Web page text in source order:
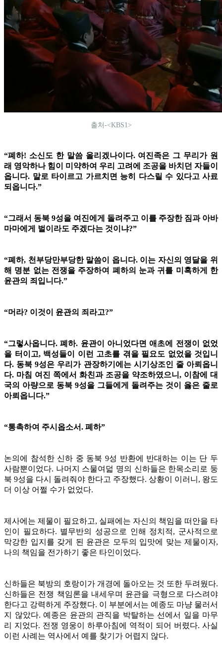
출처-<KBS1>
“폐하! 소신도 한 말씀 올리겠나이다. 여진족은 그 무리가 원
래 영악하나 힘이 미약하여 우리 고려에 조공을 바치던 자들이
옵니다. 말로 타이르고 가르치면 능히 다스릴 수 있다고 사료
되옵니다.”
“그래서 동북 9성을 여진에게 돌려주고 이를 주장한 짐과 아바
마마에게 벌이라도 주겠다는 것이냐?”
“폐하, 천부당만부당한 말씀이 옵니다. 이는 자신의 영달을 위
해 명분 없는 전쟁을 주장하여 폐하의 눈과 귀를 미혹하게 한
윤관의 죄입니다.”
“머라? 이것이 윤관의 죄라고?”
“그렇사옵니다. 폐하. 윤관이 아니었다면 애초에 전쟁이 없었
을 터이고, 백성들이 이런 고초를 겪을 필요도 없었을 것입니
다. 동북 9성은 우리가 관장하기에는 시기상조인 줄 아뢰옵니
다. 마침 여진 쪽에서 화친과 조공을 약조하였으니, 이참에 대
국의 아량으로 동북 9성을 그들에게 돌려주는 것이 옳은 줄로
아뢰옵니다.”
“통촉하여 주시옵소서. 폐하”
논의에 참석한 신하 중 동북 9성 반환에 반대하는 이는 단 두
사람뿐이었다. 나머지 스물여덟 명의 신하들은 한목소리로 둥
북 9성을 다시 돌려줘야 한다고 주장했다. 상황이 이러니, 왕도
더 이상 어쩔 수가 없었다.
제사에는 제물이 필요하고, 실패에는 자신의 책임을 떠안을 타
인이 필요하다. 별무반의 성공으로 인해 정치적, 군사적으로
막강한 입지를 갖게 된 윤관은 모두의 입맛에 맞는 제물이자,
나의 책임을 전가하기 좋은 타인이었다.
신하들은 북방의 호랑이가 개경에 돌아오는 것 또한 두려웠다.
신하들은 전쟁 책임론을 내세우며 윤관을 극형으로 다스려야
한다고 강력하게 주장했다. 이 부분에서는 예종도 마냥 물러서
지 않았다. 예종은 윤관의 관직을 박탈하는 선에서 일을 마무
리 지었다. 전쟁 영웅이 하루아침에 역적이 되어 버렸다. 사실
이런 사례는 역사에서 예를 찾기가 어렵지 않다.